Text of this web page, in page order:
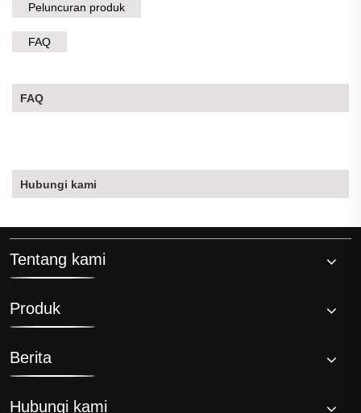
Peluncuran produk
FAQ
FAQ
Hubungi kami
Tentang kami
Produk
Berita
Hubungi kami